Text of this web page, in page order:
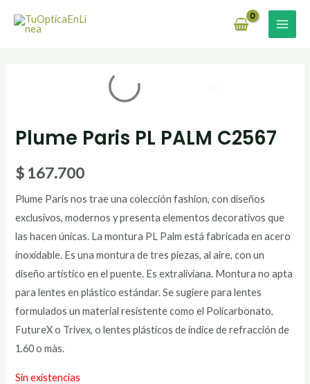
Plume Paris PL PALM C2567
$ 167.700
Plume Paris nos trae una colección fashion, con diseños
exclusivos, modernos y presenta elementos decorativos que
las hacen únicas. La montura PL Palm está fabricada en acero
inoxidable. Es una montura de tres piezas, al aire, con un
diseño artístico en el puente. Es extraliviana. Montura no apta
para lentes en plástico estándar. Se sugiere para lentes
formulados un material resistente como el Policarbonato,
FutureX o Trivex, o lentes plásticos de índice de refracción de
1.60 o màs.
Sin existencias